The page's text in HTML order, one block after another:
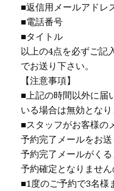
■返信用メールアドレ
■電話番号
■タイトル
以上の4点を必ずご
でお送り下さい。
【注意事項】
■上記の時間以外に届
いる場合は無効となり
■スタッフがお客様の
予約完了メールをお送
予約完了メールがく
予約確定となりません
■1度のご予約で3名様